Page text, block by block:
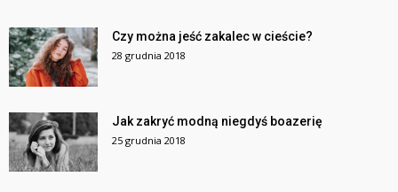
Czy można jeść zakalec w cieście?
28 grudnia 2018
Jak zakryć modną niegdyś boazerię
25 grudnia 2018